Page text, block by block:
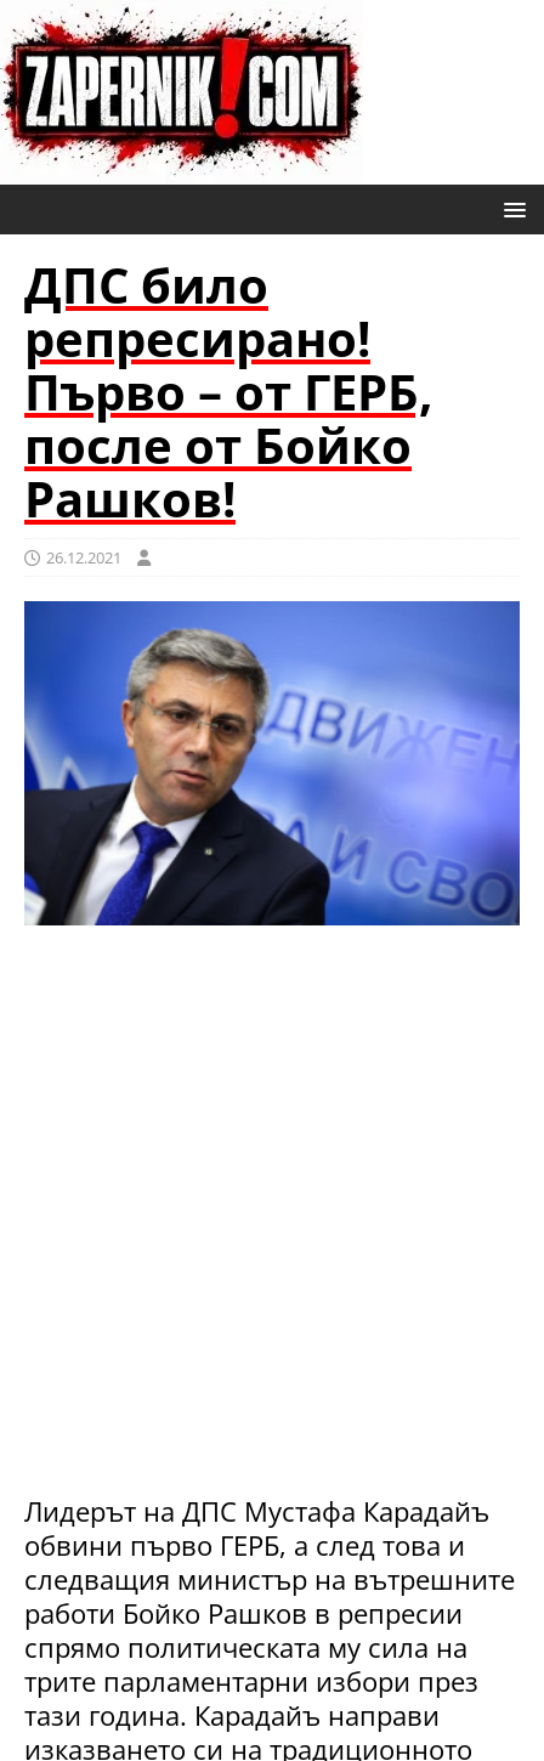
ДПС било
репресирано!
Първо – от ГЕРБ,
после от Бойко
Рашков!
26.12.2021
Лидерът на ДПС Мустафа Карадайъ
обвини първо ГЕРБ, а след това и
следващия министър на вътрешните
работи Бойко Рашков в репресии
спрямо политическата му сила на
трите парламентарни избори през
тази година. Карадайъ направи
изказването си на традиционното